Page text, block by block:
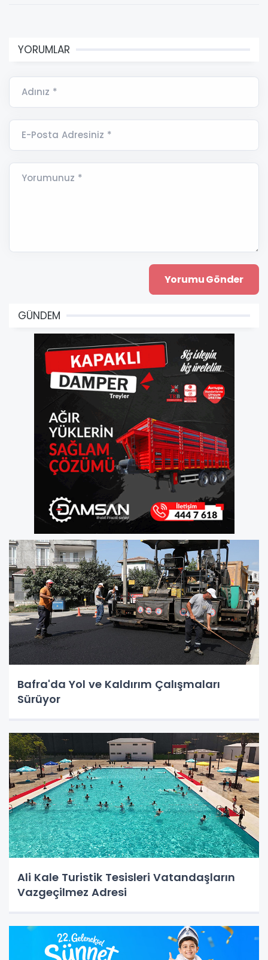
YORUMLAR
Adınız *
E-Posta Adresiniz *
Yorumunuz *
GÜNDEM
Bafra'da Yol ve Kaldırım Çalışmaları
Sürüyor
Ali Kale Turistik Tesisleri Vatandaşların
Vazgeçilmez Adresi